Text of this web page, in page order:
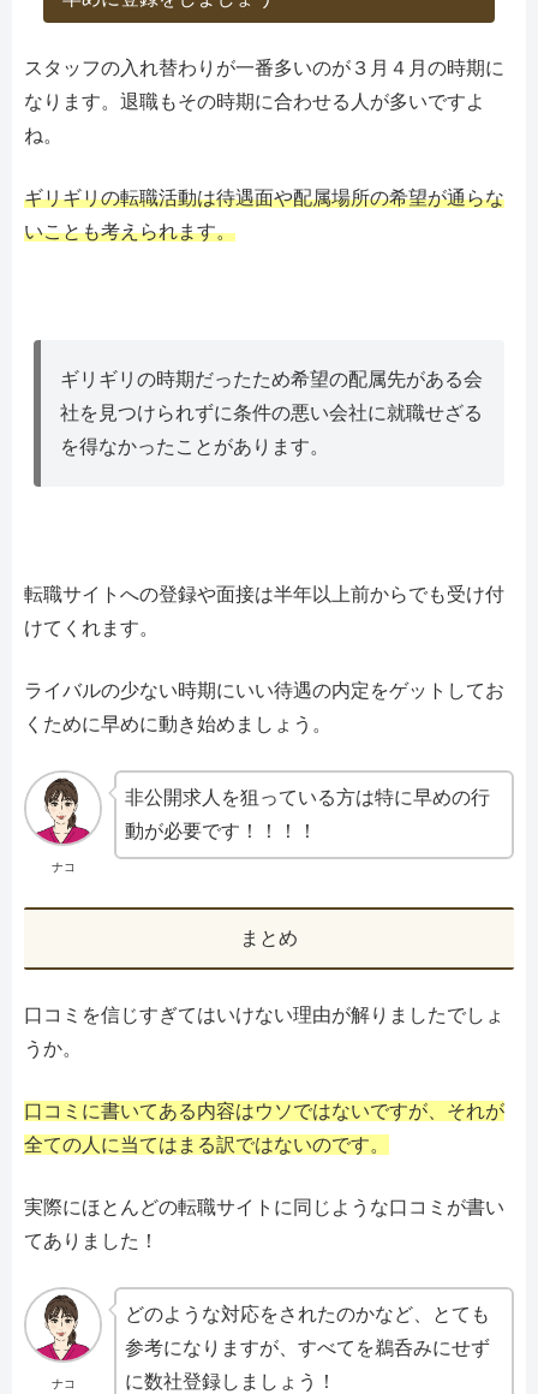
スタッフの入れ替わりが一番多いのが３月４月の時期に
なります。退職もその時期に合わせる人が多いですよ
ね。
ギリギリの転職活動は待遇面や配属場所の希望が通らな
いことも考えられます。
ギリギリの時期だったため希望の配属先がある会
社を見つけられずに条件の悪い会社に就職せざる
を得なかったことがあります。
転職サイトへの登録や面接は半年以上前からでも受け付
けてくれます。
ライバルの少ない時期にいい待遇の内定をゲットしてお
くために早めに動き始めましょう。
ナコ
非公開求人を狙っている方は特に早めの行
動が必要です！！！！
まとめ
口コミを信じすぎてはいけない理由が解りましたでしょ
うか。
口コミに書いてある内容はウソではないですが、それが
全ての人に当てはまる訳ではないのです。
実際にほとんどの転職サイトに同じような口コミが書い
てありました！
ナコ
どのような対応をされたのかなど、とても
参考になりますが、すべてを鵜呑みにせず
に数社登録しましょう！